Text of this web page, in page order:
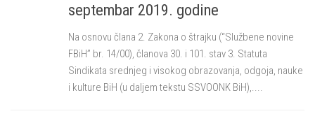
septembar 2019. godine
Na osnovu člana 2. Zakona o štrajku (“Službene novine
FBiH” br. 14/00), članova 30. i 101. stav 3. Statuta
Sindikata srednjeg i visokog obrazovanja, odgoja, nauke
i kulture BiH (u daljem tekstu SSVOONK BiH),....